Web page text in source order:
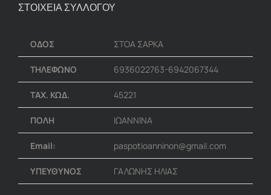
ΣΤΟΙΧΕΙΑ ΣΥΛΛΟΓΟΥ
ΟΔΟΣ ΣΤΟΑ ΣΑΡΚΑ
ΤΗΛΕΦΩΝΟ 6936022763-6942067344
ΤΑΧ. ΚΩΔ. 45221
ΠΟΛΗ ΙΩΑΝΝΙΝΑ
Email: paspotioanninon@gmail.com
ΥΠΕΥΘΥΝΟΣ ΓΑΛΩΝΗΣ ΗΛΙΑΣ